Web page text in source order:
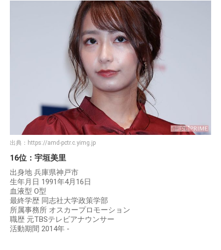
出典： https://amd-pctr.c.yimg.jp
16位：宇垣美里
出身地 兵庫県神戸市
生年月日 1991年4月16日
血液型 O型
最終学歴 同志社大学政策学部
所属事務所 オスカープロモーション
職歴 元TBSテレビアナウンサー
活動期間 2014年 -